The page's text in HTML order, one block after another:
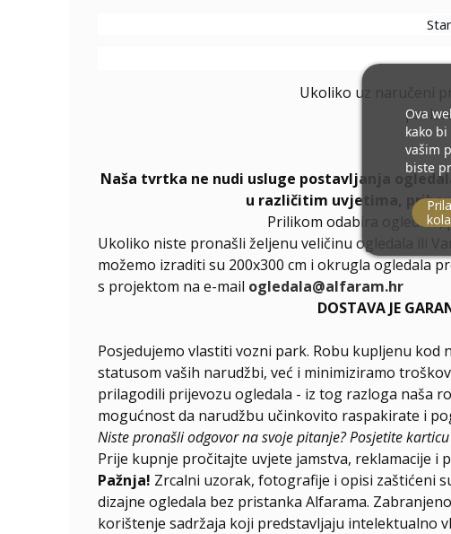
Ukoliko uz naručeni
Naša tvrtka ne nudi usluge postavljanja
u različitim uvjetima,
Prilikom odabira ogledala,
Ukoliko niste pronašli željenu veličinu ogledala ili
možemo izraditi su 200x300 cm i okrugla ogledala
s projektom na e-mail ogledala@alfaram.hr
DOSTAVA JE
Posjedujemo vlastiti vozni park. Robu kupljenu kod
statusom vaših narudžbi, već i minimiziramo
prilagodili prijevozu ogledala - iz tog razloga naša
mogućnost da narudžbu učinkovito raspakirate i
Niste pronašli odgovor na svoje pitanje? Posjetite
Prije kupnje pročitajte uvjete jamstva, reklamacije i
Pažnja! Zrcalni uzorak, fotografije i opisi zaštićeni
dizajne ogledala bez pristanka Alfarama.
korištenje sadržaja koji predstavljaju intelektualno
Ova
kako
vašim
biste